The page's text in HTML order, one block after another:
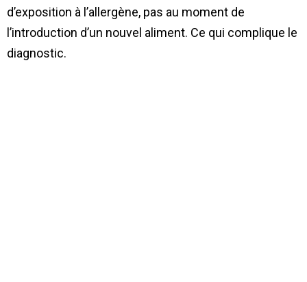
d’exposition à l’allergène, pas au moment de
l’introduction d’un nouvel aliment. Ce qui complique le
diagnostic.